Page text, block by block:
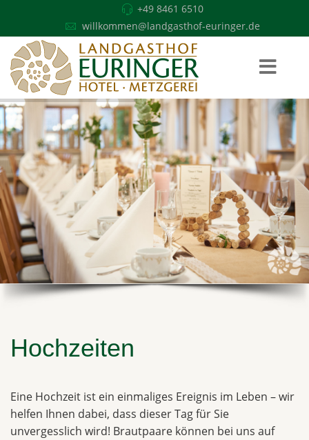
+49 8461 6510
willkommen@landgasthof-euringer.de
Hochzeiten
Eine Hochzeit ist ein einmaliges Ereignis im Leben – wir
helfen Ihnen dabei, dass dieser Tag für Sie
unvergesslich wird! Brautpaare können bei uns auf